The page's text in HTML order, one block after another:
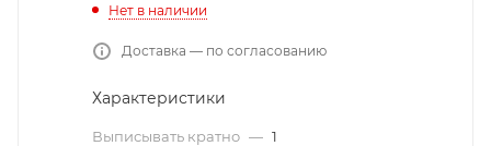
Нет в наличии
Доставка — по согласованию
Характеристики
Выписывать кратно — 1